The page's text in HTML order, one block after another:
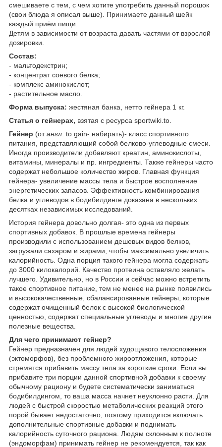
смешиваете с тем, с чем хотите употребить данный порошок
(свои блюда я описал выше). Принимаете данный шейк
каждый приём пищи.
Детям в зависимости от возраста давать частями от взрослой
дозировки.
Состав:
- мальтодекстрин;
- концентрат соевого белка;
- комплекс аминокислот;
- растительное масло.
Форма выпуска: жестяная банка, нетто гейнера 1 кг.
Статья о гейнерах, взятая с ресурса sportwiki.to.
Гейнер (отангл . to gain- набирать)- класс спортивного
питания, представляющий собой белково-углеводные смеси.
Иногда производители добавляют креатин, аминокислоты,
витамины, минералы и пр. ингредиенты. Также гейнеры часто
содержат небольшое количество жиров. Главная функция
гейнера- увеличение массы тела и быстрое восполнение
энергетических запасов. Эффективность комбинирования
белка и углеводов в бодибилдинге доказана в нескольких
десятках независимых исследований.
История гейнера довольно долгая- это одна из первых
спортивных добавок. В прошлые времена гейнеры
производили с использованием дешевых видов белков,
загружали сахаром и жирами, чтобы максимально увеличить
калорийность. Одна порция такого гейнера могла содержать
до 3000 килокалорий. Качество протеина оставляло желать
лучшего. Удивительно, но в России и сейчас можно встретить
такое спортивное питание, тем не менее на рынке появились
и высококачественные, сбалансированные гейнеры, которые
содержат очищенный белок с высокой биологической
ценностью, содержат специальные углеводы и многие другие
полезные вещества.
Для чего принимают гейнер?
Гейнер предназначен для людей худощавого телосложения
(эктоморфов), без проблемного жироотложения, которые
стремятся прибавить массу тела за короткие сроки. Если вы
прибавите три порции данной спортивной добавки к своему
обычному рациону и будете систематически заниматься
бодибилдингом, то ваша масса начнет неуклонно расти. Для
людей с быстрой скоростью метаболических реакций этого
порой бывает недостаточно, поэтому приходится включать
дополнительные спортивные добавки и поднимать
калорийность суточного рациона. Людям склонным к полноте
(эндоморфам) принимать гейнер не рекомендуется, так как